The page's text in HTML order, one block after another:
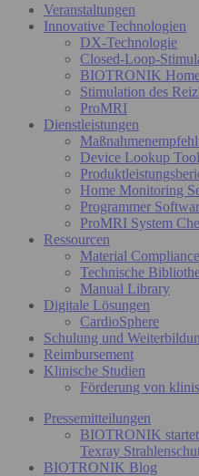
Veranstaltungen
Innovative Technologien
DX-Technologie
Closed-Loop-
BIOTRONIK
Stimulation des
ProMRI
Dienstleistungen
Device Lookup Tool
Home Monitoring
Programmer
ProMRI System
Ressourcen
Material Compliance
Technische
Manual Library
Digitale Lösungen
CardioSphere
Schulung und
Reimbursement
Klinische Studien
Förderung von
Pressemitteilungen
BIOTRONIK
Texray
BIOTRONIK Blog